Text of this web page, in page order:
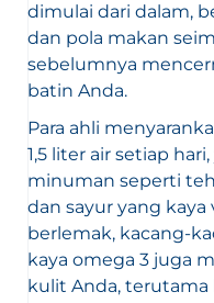
dimulai dari dalam,
dan pola makan
sebelumnya
batin Anda.
Para ahli
1,5 liter air setiap
minuman seperti
dan sayur yang
berlemak, kacang-
kaya omega 3 juga
kulit Anda,